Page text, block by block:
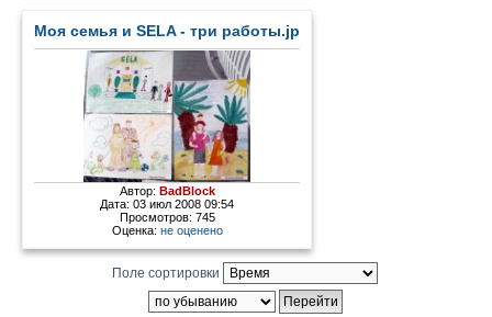
Моя семья и SELA - три работы.jpg
Автор: BadBlock
Дата: 03 июл 2008 09:54
Просмотров: 745
Оценка: не оценено
Поле сортировки